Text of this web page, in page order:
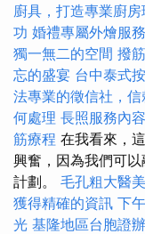
廚具，打造專業廚房
功 婚禮專屬外燴服務
獨一無二的空間 撥
忘的盛宴 台中泰式
法專業的徵信社，
何處理 長照服務內
筋療程 在我看來，
興奮，因為我們可
計劃。 毛孔粗大醫
獲得精確的資訊 下
光 基隆地區台胞證